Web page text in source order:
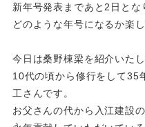
新年号発表まであと2日とな
どのような年号になるか楽
今日は桑野棟梁を紹介いたし
10代の頃から修行をして35
工さんです。
お父さんの代から入江建設